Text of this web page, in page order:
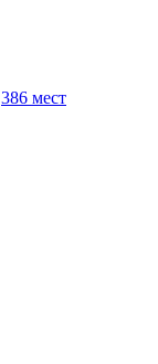
386 мест